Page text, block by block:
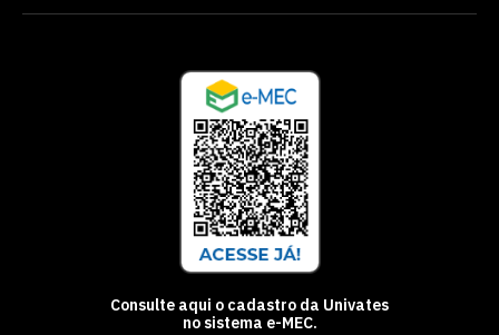
Consulte aqui o cadastro da Univates
no sistema e-MEC.